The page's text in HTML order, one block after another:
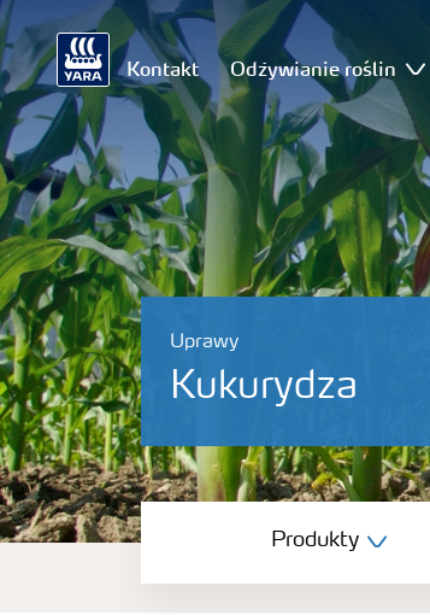
Kontakt Odżywianie roślin
Uprawy
Kukurydza
Produkty
Produkty